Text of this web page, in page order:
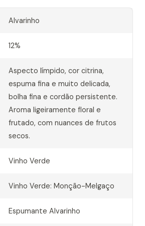
Alvarinho
12%
Aspecto límpido, cor citrina,
espuma fina e muito delicada,
bolha fina e cordão persistente.
Aroma ligeiramente floral e
frutado, com nuances de frutos
secos.
Vinho Verde
Vinho Verde: Monção-Melgaço
Espumante Alvarinho